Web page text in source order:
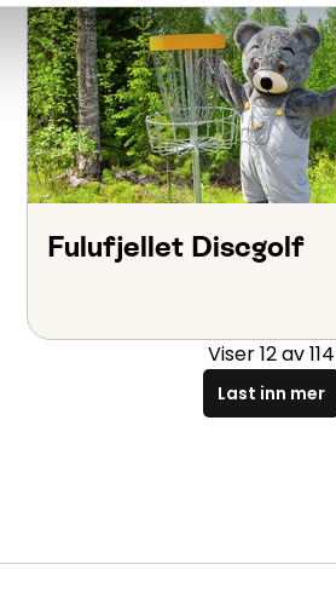
Fulufjellet Discgolf
Viser12av114
Last inn mer